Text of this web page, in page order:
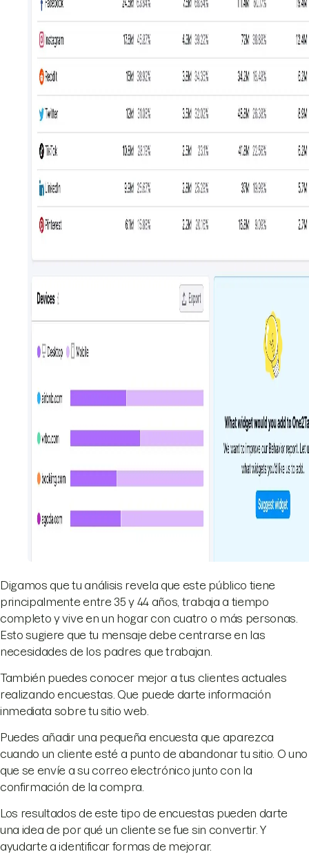
Digamos que tu análisis revela que este público tiene
principalmente entre 35 y 44 años, trabaja a tiempo
completo y vive en un hogar con cuatro o más personas.
Esto sugiere que tu mensaje debe centrarse en las
necesidades de los padres que trabajan.
También puedes conocer mejor a tus clientes actuales
realizando encuestas. Que puede darte información
inmediata sobre tu sitio web.
Puedes añadir una pequeña encuesta que aparezca
cuando un cliente esté a punto de abandonar tu sitio. O uno
que se envíe a su correo electrónico junto con la
confirmación de la compra.
Los resultados de este tipo de encuestas pueden darte
una idea de por qué un cliente se fue sin convertir. Y
ayudarte a identificar formas de mejorar.